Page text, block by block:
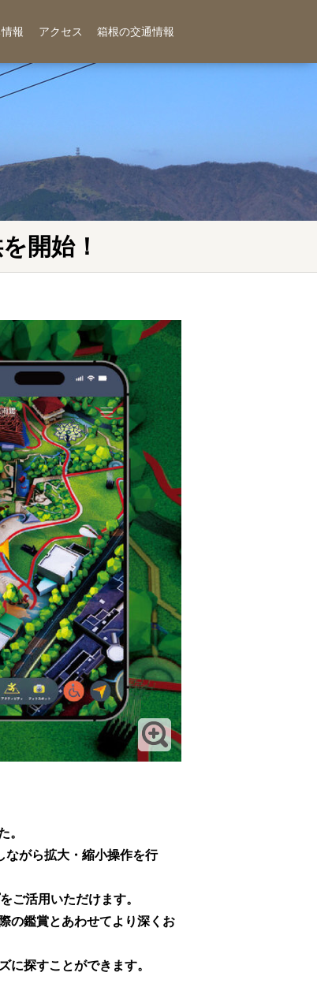
報 アクセス 箱根の交通情報
開始！
がら拡大・縮小操作を行
活用いただけます。
の鑑賞とあわせてより深くお
探すことができます。